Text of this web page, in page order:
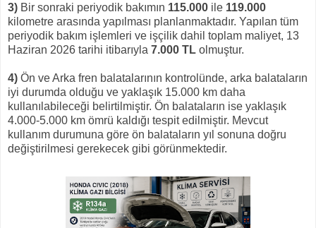
3) Bir sonraki periyodik bakımın 115.000 ile 119.000
kilometre arasında yapılması planlanmaktadır. Yapılan tüm
periyodik bakım işlemleri ve işçilik dahil toplam maliyet, 13
Haziran 2026 tarihi itibarıyla 7.000 TL olmuştur.
4) Ön ve Arka fren balatalarının kontrolünde, arka balataların
iyi durumda olduğu ve yaklaşık 15.000 km daha
kullanılabileceği belirtilmiştir. Ön balataların ise yaklaşık
4.000-5.000 km ömrü kaldığı tespit edilmiştir. Mevcut
kullanım durumuna göre ön balataların yıl sonuna doğru
değiştirilmesi gerekecek gibi görünmektedir.